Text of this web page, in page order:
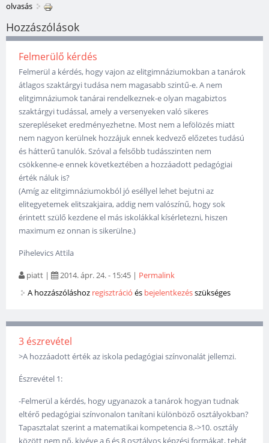
olvasás
Hozzászólások
Felmerülő kérdés
Felmerül a kérdés, hogy vajon az elitgimnáziumokban a tanárok
átlagos szaktárgyi tudása nem magasabb szintű-e. A nem
elitgimnáziumok tanárai rendelkeznek-e olyan magabiztos
szaktárgyi tudással, amely a versenyeken való sikeres
szerepléseket eredményezhetne. Most nem a lefölözés miatt
nem nagyon kerülnek hozzájuk ennek kedvező előzetes tudású
és hátterű tanulók. Szóval a felsőbb tudásszinten nem
csökkenne-e ennek következtében a hozzáadott pedagógiai
érték náluk is?
(Amíg az elitgimnáziumokból jó eséllyel lehet bejutni az
elitegyetemek elitszakjaira, addig nem valószínű, hogy sok
érintett szülő kezdene el más iskolákkal kísérletezni, hiszen
maximum ez onnan is sikerülne.)
Pihelevics Attila
piatt | 2014. ápr. 24. - 15:45 | Permalink
A hozzászóláshoz regisztráció és bejelentkezésszükséges
3 észrevétel
>A hozzáadott érték az iskola pedagógiai színvonalát jellemzi.
Észrevétel 1:
-Felmerül a kérdés, hogy ugyanazok a tanárok hogyan tudnak
eltérő pedagógiai színvonalon tanítani különböző osztályokban?
Tapasztalat szerint a matematikai kompetencia 8.->10. osztály